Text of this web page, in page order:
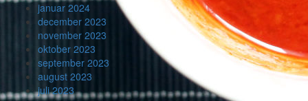
januar 2024
december 2023
november 2023
oktober 2023
september 2023
august 2023
juli 2023